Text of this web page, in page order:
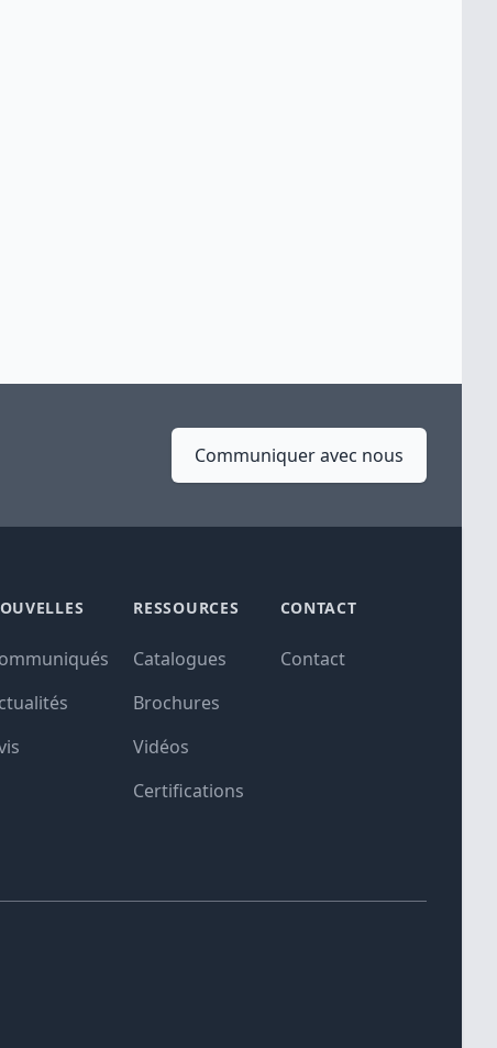
Communiquer avec nous
RESSOURCES
Catalogues
Brochures
Vidéos
Certifications
CONTACT
Contact